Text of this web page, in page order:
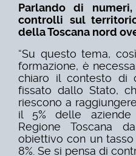
Parlando di
controlli sul
della Toscana nord
“Su questo tema,
formazione, è
chiaro il contesto di
fissato dallo Stato,
riescono a
il 5% delle
Regione Toscana
obiettivo con un
8%. Se si pensa di